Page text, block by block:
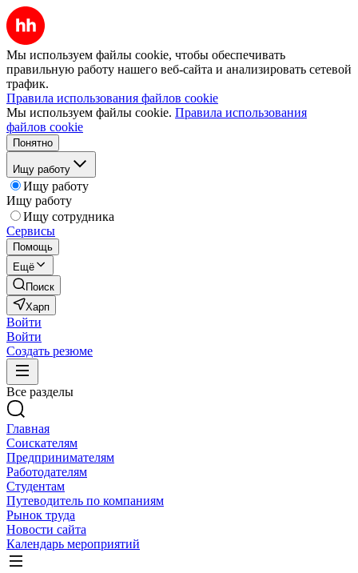
Мы используем файлы cookie, чтобы обеспечивать
правильную работу нашего веб-сайта и анализировать сетевой
трафик.
Правила использования файлов cookie
Мы используем файлы cookie. Правила использования
файлов cookie
Понятно
Ищу работу
Ищу работу
Ищу работу
Ищу сотрудника
Сервисы
Помощь
Ещё
Поиск
Харп
Войти
Войти
Создать резюме
Все разделы
Главная
Соискателям
Предпринимателям
Работодателям
Студентам
Путеводитель по компаниям
Рынок труда
Новости сайта
Календарь мероприятий